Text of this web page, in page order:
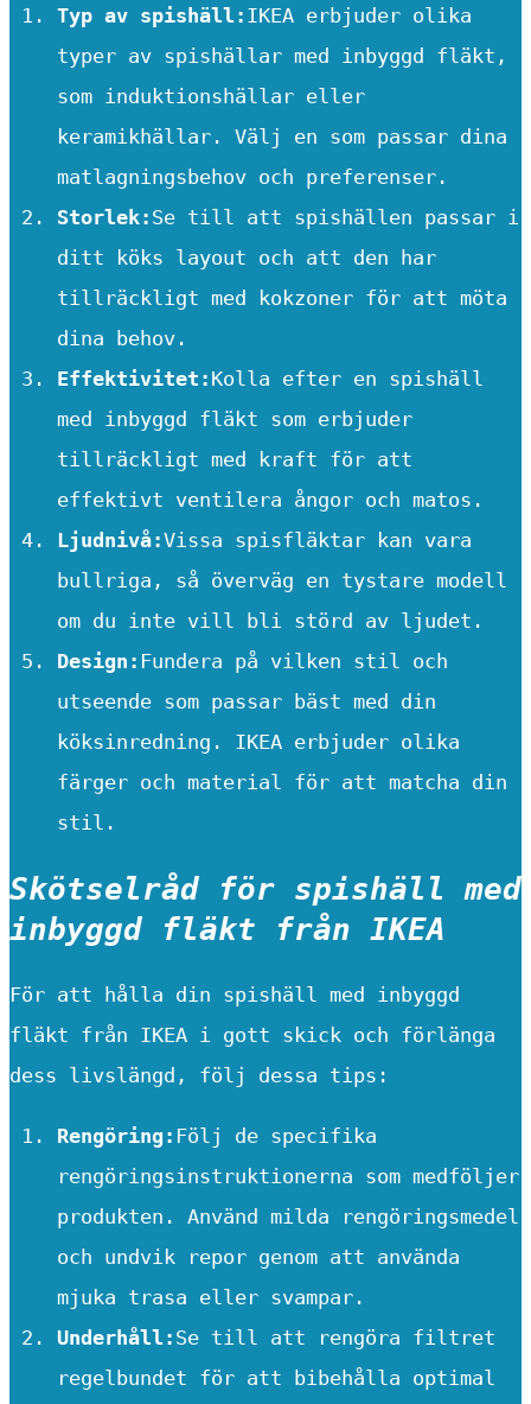
Typ av spishäll: IKEA erbjuder olika
typer av spishällar med inbyggd fläkt,
som induktionshällar eller
keramikhällar. Välj en som passar dina
matlagningsbehov och preferenser.
Storlek: Se till att spishällen passar i
ditt köks layout och att den har
tillräckligt med kokzoner för att möta
dina behov.
Effektivitet: Kolla efter en spishäll
med inbyggd fläkt som erbjuder
tillräckligt med kraft för att
effektivt ventilera ångor och matos.
Ljudnivå:Vissa spisfläktar kan vara
bullriga, så överväg en tystare modell
om du inte vill bli störd av ljudet.
Design: Fundera på vilken stil och
utseende som passar bäst med din
köksinredning. IKEA erbjuder olika
färger och material för att matcha din
stil.
Skötselråd för spishäll med
inbyggd fläkt från IKEA
För att hålla din spishäll med inbyggd
fläkt från IKEA i gott skick och förlänga
dess livslängd, följ dessa tips:
Rengöring: Följ de specifika
rengöringsinstruktionerna som medföljer
produkten. Använd milda rengöringsmedel
och undvik repor genom att använda
mjuka trasa eller svampar.
Underhåll: Se till att rengöra filtret
regelbundet för att bibehålla optimal